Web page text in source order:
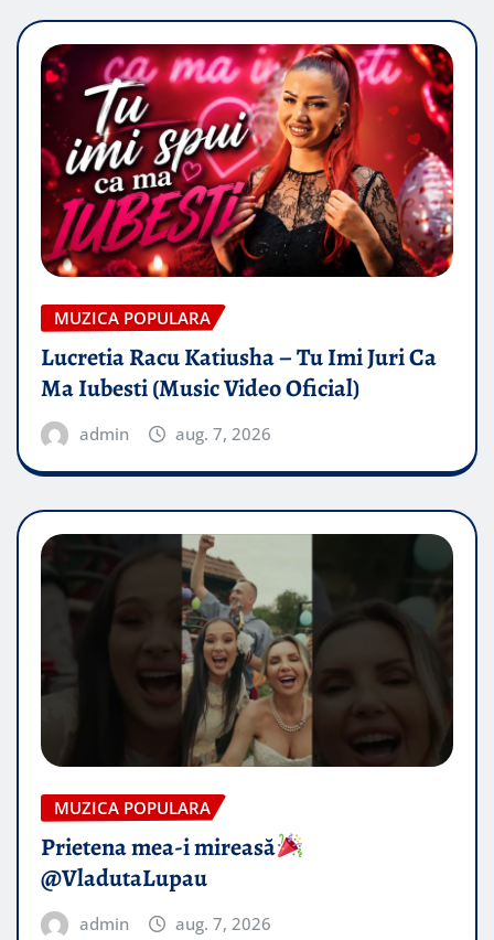
MUZICA POPULARA
Lucretia Racu Katiusha – Tu Imi Juri Ca
Ma Iubesti (Music Video Oficial)
admin aug. 7, 2026
MUZICA POPULARA
Prietena mea-i mireasă​
@VladutaLupau
admin aug. 7, 2026